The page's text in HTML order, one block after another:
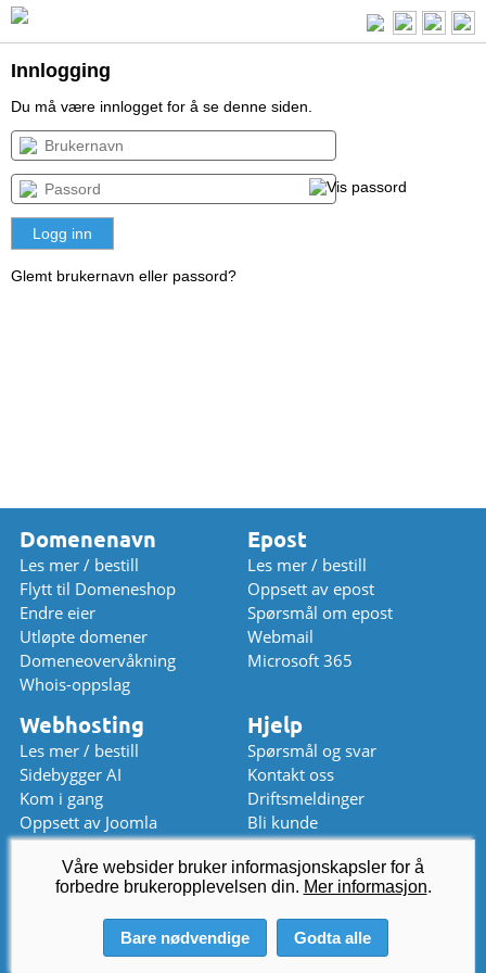
Innlogging
Du må være innlogget for å se denne siden.
Glemt brukernavn eller passord?
Domenenavn
Les mer / bestill
Flytt til Domeneshop
Endre eier
Utløpte domener
Domeneovervåkning
Whois-oppslag
Epost
Les mer / bestill
Oppsett av epost
Spørsmål om epost
Webmail
Microsoft 365
Webhosting
Les mer / bestill
Sidebygger AI
Kom i gang
Oppsett av Joomla
Oppsett av WordPress
Hjelp
Spørsmål og svar
Kontakt oss
Driftsmeldinger
Bli kunde
Prisliste
Chat (stengt) kundeservice@domeneshop.no
03333 (åpent)
© 2026 Domeneshop AS ·Om oss·
Våre websider bruker informasjonskapsler for å
forbedre brukeropplevelsen din. Mer informasjon.
Bare nødvendige Godta alle